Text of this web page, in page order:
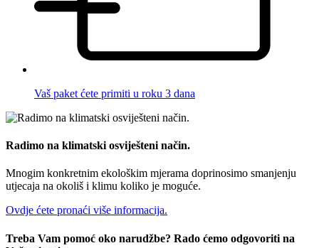
Vaš paket ćete primiti u roku 3 dana
Radimo na klimatski osviješteni način.
Mnogim konkretnim ekološkim mjerama doprinosimo smanjenju
utjecaja na okoliš i klimu koliko je moguće.
Ovdje ćete pronaći više informacija.
Treba Vam pomoć oko narudžbe? Rado ćemo odgovoriti na